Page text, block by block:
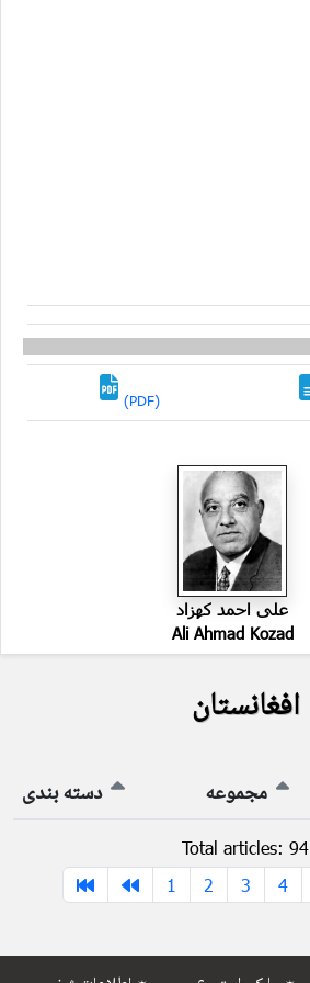
(PDF)
علی احمد کهزاد
Ali Ahmad Kozad
افغانستان
مجموعه دسته بندی
Total articles: 94
1
2 3 4